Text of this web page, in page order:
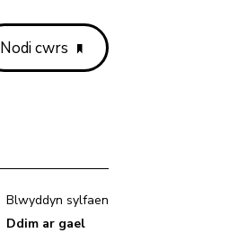
Nodi cwrs
Blwyddyn sylfaen
Ddim ar gael